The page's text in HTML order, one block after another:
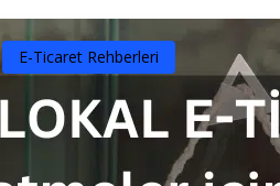
E-Ticaret Rehberleri